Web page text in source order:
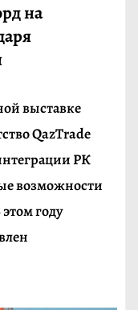
на
выставке
QazTrade
РК
возможности
году